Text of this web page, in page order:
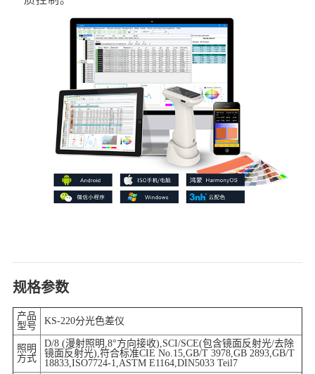
规格参数
产品
型号
KS-220分光色差仪
照明
方式
D/8 (漫射照明,8°方向接收),SCI/SCE(包含镜面反射光/去除
镜面反射光),符合标准CIE No.15,GB/T 3978,GB 2893,GB/T
18833,ISO7724-1,ASTM E1164,DIN5033 Teil7